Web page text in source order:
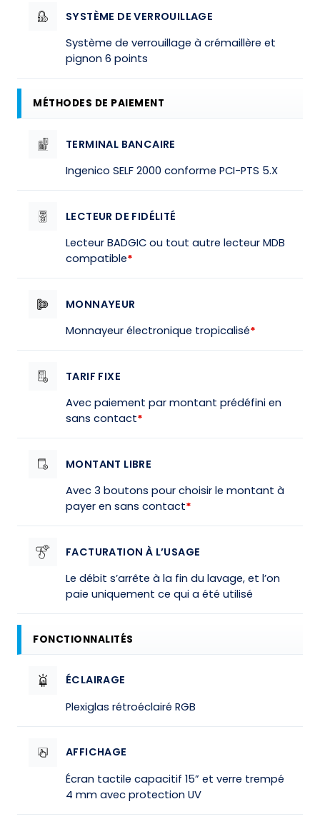
SYSTÈME DE VERROUILLAGE
Système de verrouillage à crémaillère et
pignon 6 points
MÉTHODES DE PAIEMENT
TERMINAL BANCAIRE
Ingenico SELF 2000 conforme PCI-PTS 5.X
LECTEUR DE FIDÉLITÉ
Lecteur BADGIC ou tout autre lecteur MDB
compatible*
MONNAYEUR
Monnayeur électronique tropicalisé*
TARIF FIXE
Avec paiement par montant prédéfini en
sans contact*
MONTANT LIBRE
Avec 3 boutons pour choisir le montant à
payer en sans contact*
FACTURATION À L’USAGE
Le débit s’arrête à la fin du lavage, et l’on
paie uniquement ce qui a été utilisé
FONCTIONNALITÉS
ÉCLAIRAGE
Plexiglas rétroéclairé RGB
AFFICHAGE
Écran tactile capacitif 15” et verre trempé
4 mm avec protection UV